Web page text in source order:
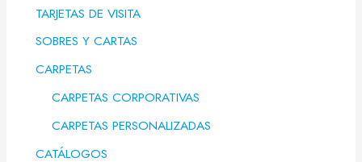
TARJETAS DE VISITA
SOBRES Y CARTAS
CARPETAS
CARPETAS CORPORATIVAS
CARPETAS PERSONALIZADAS
CATÁLOGOS